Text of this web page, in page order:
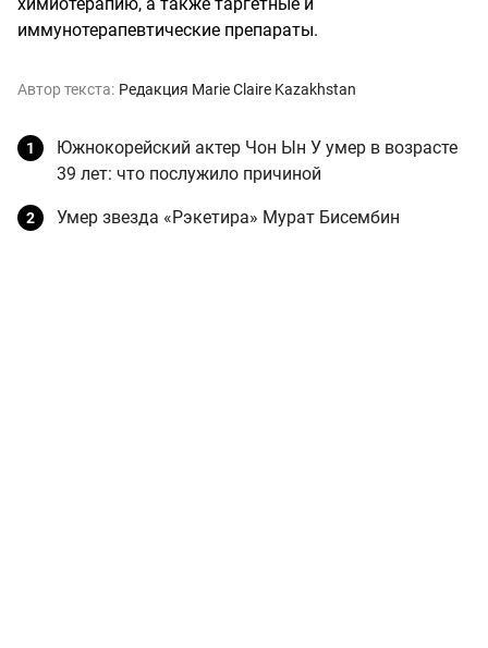
иммунотерапевтические препараты.
Автор текста: Редакция Marie Claire Kazakhstan
Южнокорейский актер Чон Ын У умер в возрасте
39 лет: что послужило причиной
Умер звезда «Рэкетира» Мурат Бисембин